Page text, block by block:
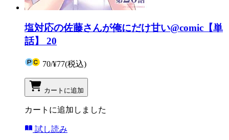
塩対応の佐藤さんが俺にだけ甘い@comic【単
話】 20
70/¥77(税込)
カートに追加
カートに追加しました
試し読み